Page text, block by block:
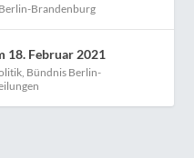
Brandenburg
18. Februar 2021
Bündnis Berlin-